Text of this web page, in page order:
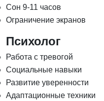
Сон 9-11 часов
Ограничение экранов
Психолог
Работа с тревогой
Социальные навыки
Развитие уверенности
Адаптационные техники